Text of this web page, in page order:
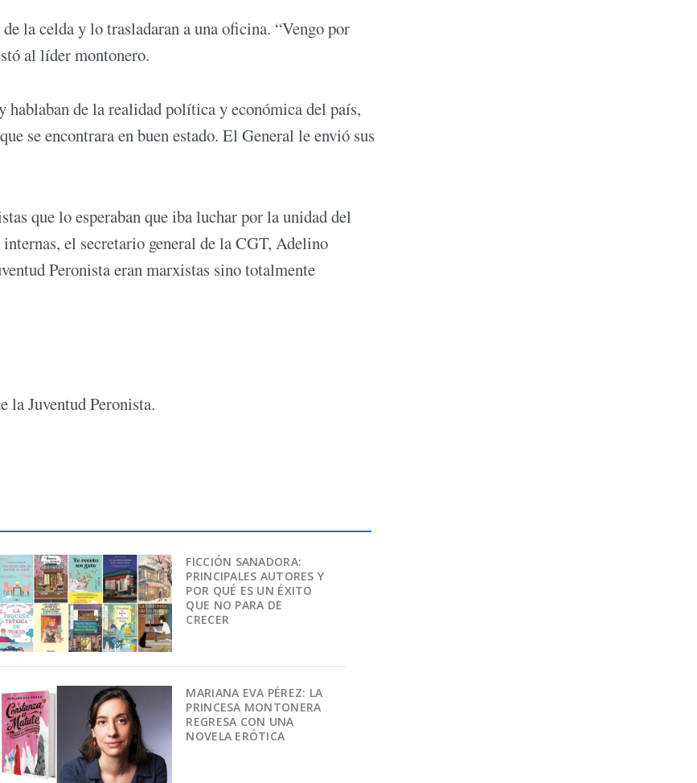
la celda y lo trasladaran a una oficina. “Vengo por
al líder montonero.
de la realidad política y económica del país,
se encontrara en buen estado. El General le envió sus
que lo esperaban que iba luchar por la unidad del
el secretario general de la CGT, Adelino
Peronista eran marxistas sino totalmente
la Juventud Peronista.
FICCIÓN SANADORA:
PRINCIPALES AUTORES Y
POR QUÉ ES UN ÉXITO
QUE NO PARA DE
CRECER
MARIANA EVA PÉREZ: LA
PRINCESA MONTONERA
REGRESA CON UNA
NOVELA ERÓTICA